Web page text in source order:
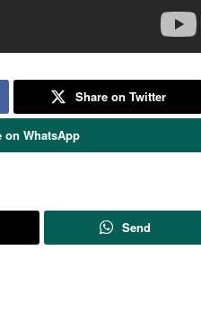
Share on Twitter
on WhatsApp
Send